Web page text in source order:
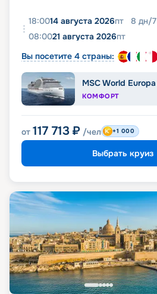
18:0014 августа 2026пт 8 дн/7
08:0021 августа 2026пт
Вы посетите 4 страны:
MSC World Europa
КОМФОРТ
от 117 713 ₽ /чел +1 000
Выбрать круиз